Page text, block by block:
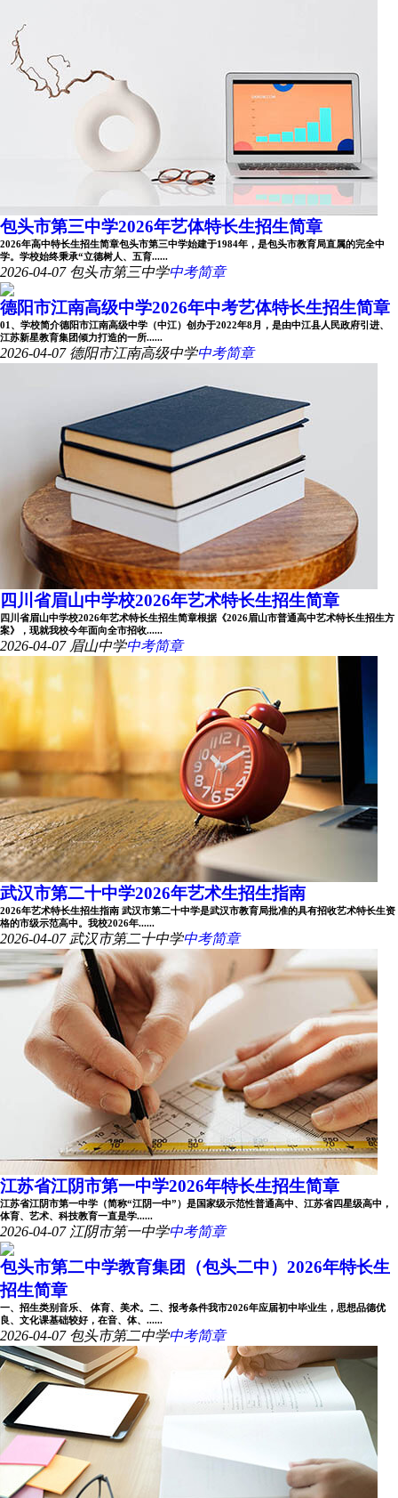
包头市第三中学2026年艺体特长生招生简章
2026年高中特长生招生简章包头市第三中学始建于1984年，是包头市教育局直属的完全中
学。学校始终秉承“立德树人、五育......
2026-04-07 包头市第三中学中考简章
德阳市江南高级中学2026年中考艺体特长生招生简章
01、学校简介德阳市江南高级中学（中江）创办于2022年8月，是由中江县人民政府引进、
江苏新星教育集团倾力打造的一所......
2026-04-07 德阳市江南高级中学中考简章
四川省眉山中学校2026年艺术特长生招生简章
四川省眉山中学校2026年艺术特长生招生简章根据《2026眉山市普通高中艺术特长生招生方
案》，现就我校今年面向全市招收......
2026-04-07 眉山中学中考简章
武汉市第二十中学2026年艺术生招生指南
2026年艺术特长生招生指南 武汉市第二十中学是武汉市教育局批准的具有招收艺术特长生资
格的市级示范高中。我校2026年......
2026-04-07 武汉市第二十中学中考简章
江苏省江阴市第一中学2026年特长生招生简章
江苏省江阴市第一中学（简称“江阴一中”）是国家级示范性普通高中、江苏省四星级高中，
体育、艺术、科技教育一直是学......
2026-04-07 江阴市第一中学中考简章
包头市第二中学教育集团（包头二中）2026年特长生
招生简章
一、招生类别音乐、 体育、美术。二、报考条件我市2026年应届初中毕业生，思想品德优
良、文化课基础较好，在音、体、......
2026-04-07 包头市第二中学中考简章